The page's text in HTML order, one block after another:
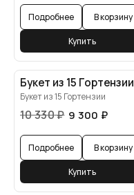
Подробнее В корзину
Купить
Букет из 15 Гортензии
Букет из 15 Гортензии
10 330₽ 9 300 ₽
Подробнее В корзину
Купить